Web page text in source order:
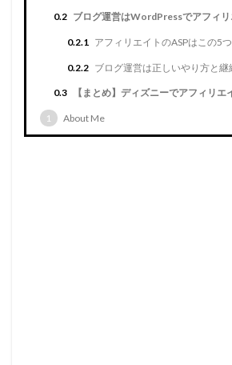
0.2 ブログ運営はWordPressでアフィリ
0.2.1 アフィリエイトのASPはこの5つ
0.2.2 ブログ運営は正しいやり方と継
0.3 【まとめ】ディズニーでアフィリエ
1 About Me